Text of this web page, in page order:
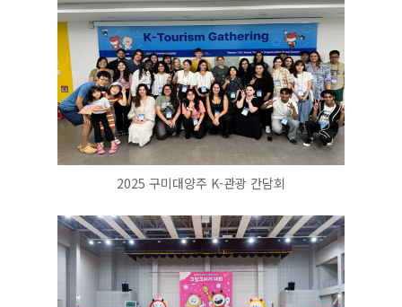
2025 구미대양주 K-관광 간담회